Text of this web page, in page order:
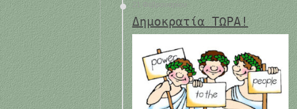
21 Φεβρουαρίου
Δημοκρατία ΤΩΡΑ!